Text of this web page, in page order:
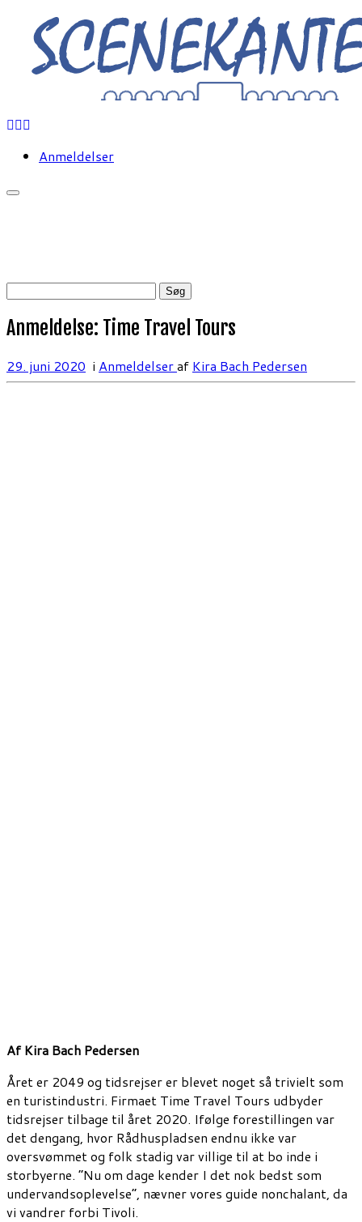
Fortsæt
indhold
Anmeldelser
Søg
Anmeldelse: Time Travel Tours
29. juni 2020 i Anmeldelseraf Kira Bach Pedersen
AfKira Bach Pedersen
Året er 2049 og tidsrejser er blevet noget så trivielt som
en turistindustri. Firmaet Time Travel Tours udbyder
tidsrejser tilbage til året 2020. Ifølge forestillingen var
det dengang, hvor Rådhuspladsen endnu ikke var
oversvømmet og folk stadig var villige til at bo inde i
storbyerne. ”Nu om dage kender I det nok bedst som
undervandsoplevelse”, nævner vores guide nonchalant, da
vi vandrer forbi Tivoli.